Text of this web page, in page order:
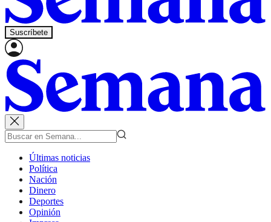
Suscríbete
Últimas noticias
Política
Nación
Dinero
Deportes
Opinión